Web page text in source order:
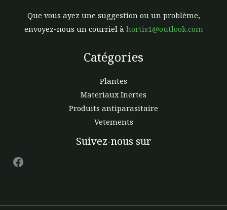
Que vous ayez une suggestion ou un problème,
envoyez-nous un courriel à hortis1@outlook.com
Catégories
Plantes
Materiaux Inertes
Produits antiparasitaire
Vetements
Suivez-nous sur